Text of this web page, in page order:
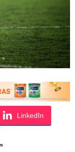
LinkedIn